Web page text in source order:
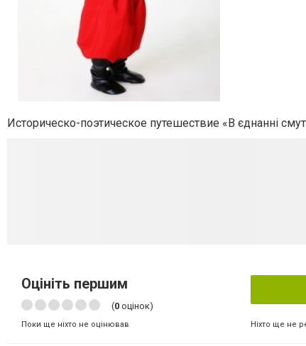
Историческо-поэтическое путешествие «В єднанні
Оцініть першим
(0 оцінок)
Поки ще ніхто не оцінював Ніхто ще не